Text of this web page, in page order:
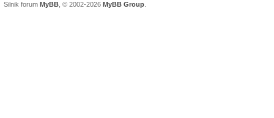
Silnik forum MyBB , © 2002-2026 MyBB Group